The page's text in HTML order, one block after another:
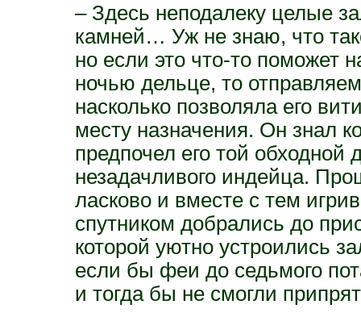
– Здесь неподалеку целые
камней… Уж не знаю, что
но если это что-то поможет
ночью дельце, то
насколько позволяла его
месту назначения. Он знал
предпочел его той
незадачливого индейца.
ласково и вместе с тем
спутником добрались до
которой уютно устроились
если бы феи до седьмого
и тогда бы не смогли